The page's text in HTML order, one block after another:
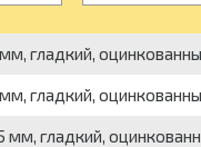
гладкий,
гладкий,
гладкий,